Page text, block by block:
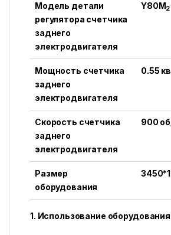
Модель детали
регулятора счетчика
заднего
электродвигателя
Y80M 2
Мощность счетчика
заднего
электродвигателя
0.55 кв
Скорость счетчика
заднего
электродвигателя
900
Размер
оборудования
1. Использование